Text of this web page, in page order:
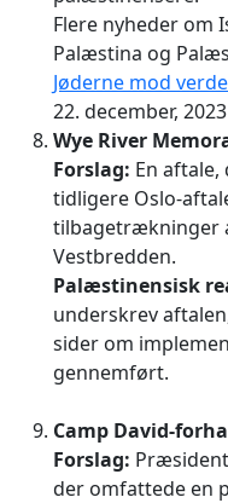
Flere nyheder om
Palæstina og
Jøderne mod
22. december, 2023
Wye River
Forslag: En
tidligere Oslo-
tilbagetrækninger
Vestbredden.
Palæstinensisk
underskrev
sider om
gennemført.
Camp David-
Forslag:
der omfattede en